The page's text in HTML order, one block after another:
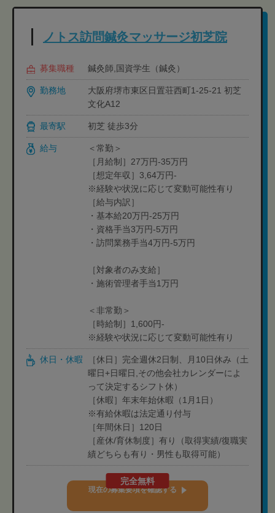
ノトス訪問鍼灸マッサージ初芝院
募集職種 鍼灸師,国資学生（鍼灸）
勤務地
大阪府堺市東区日置荘西町1-25-21 初芝
文化A12
最寄駅 初芝 徒歩3分
給与
＜常勤＞
［月給制］27万円-35万円
［想定年収］3,64万円-
※経験や状況に応じて変動可能性有り
［給与内訳］
・基本給20万円-25万円
・資格手当3万円-5万円
・訪問業務手当4万円-5万円
［対象者のみ支給］
・施術管理者手当1万円
＜非常勤＞
［時給制］1,600円-
※経験や状況に応じて変動可能性有り
休日・休暇
［休日］完全週休2日制、月10日休み（土
曜日+日曜日,その他会社カレンダーによ
って決定するシフト休）
［休暇］年末年始休暇（1月1日）
※有給休暇は法定通り付与
［年間休日］120日
［産休/育休制度］有り（取得実績/復職実
績どちらも有り・男性も取得可能）
完全無料
現在の募集要項を確認する